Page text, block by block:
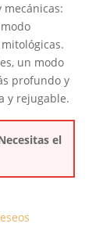
mecánicas:
un modo
profundo y
y rejugable.
el